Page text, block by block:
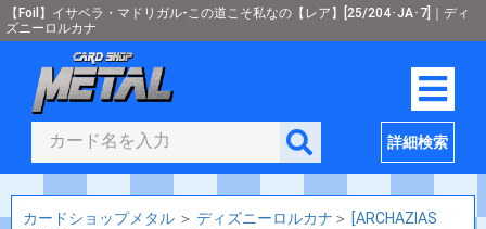
【Foil】イサベラ・マドリガル-この道こそ私なの【レア】[25/204･JA･7]｜ディ
ズニーロルカナ
詳細検索
カードショップメタル ＞ ディズニーロルカナ ＞ [ARCHAZIAS